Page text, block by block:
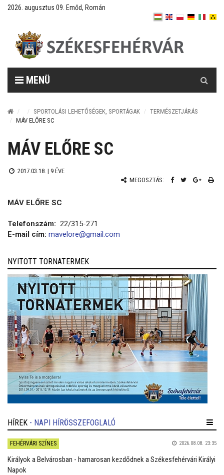
2026. augusztus 09. Emőd, Román
MENÜ
SPORTOLÁSI LEHETŐSÉGEK, SPORTÁGAK
TERMÉSZETJÁRÁS
MÁV ELŐRE SC
MÁV ELŐRE SC
2017.03.18. | 9 ÉVE
MEGOSZTÁS:
MÁV ELŐRE SC
Telefonszám: 22/315-271
E-mail cím: mavelore@gmail.com
NYITOTT TORNATERMEK
HÍREK - NAPI HÍRÖSSZEFOGLALÓ
FEHÉRVÁRI SZÍNES 2026.08.08. 23:35
Királyok a Belvárosban - hamarosan kezdődnek a Székesfehérvári Királyi
Napok